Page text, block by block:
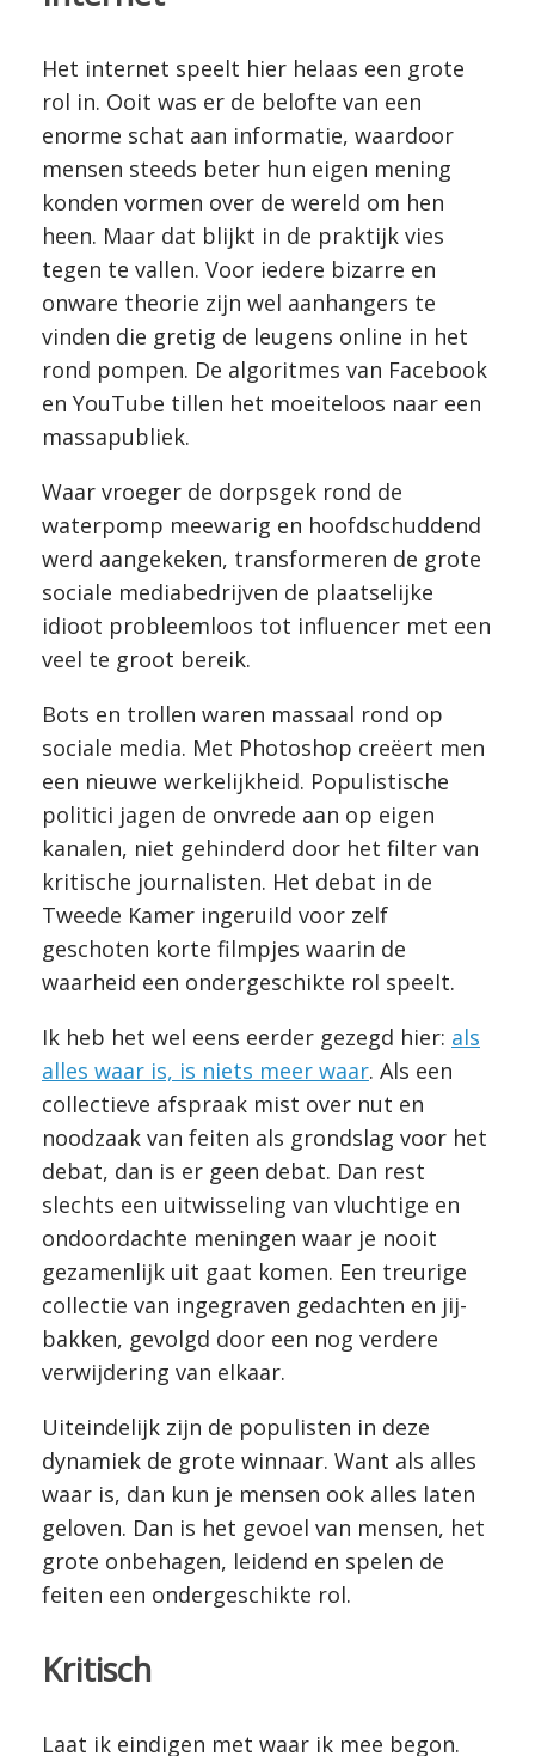
Het internet speelt hier helaas een grote
rol in. Ooit was er de belofte van een
enorme schat aan informatie, waardoor
mensen steeds beter hun eigen mening
konden vormen over de wereld om hen
heen. Maar dat blijkt in de praktijk vies
tegen te vallen. Voor iedere bizarre en
onware theorie zijn wel aanhangers te
vinden die gretig de leugens online in het
rond pompen. De algoritmes van Facebook
en YouTube tillen het moeiteloos naar een
massapubliek.
Waar vroeger de dorpsgek rond de
waterpomp meewarig en hoofdschuddend
werd aangekeken, transformeren de grote
sociale mediabedrijven de plaatselijke
idioot probleemloos tot influencer met een
veel te groot bereik.
Bots en trollen waren massaal rond op
sociale media. Met Photoshop creëert men
een nieuwe werkelijkheid. Populistische
politici jagen de onvrede aan op eigen
kanalen, niet gehinderd door het filter van
kritische journalisten. Het debat in de
Tweede Kamer ingeruild voor zelf
geschoten korte filmpjes waarin de
waarheid een ondergeschikte rol speelt.
Ik heb het wel eens eerder gezegd hier: als
alles waar is, is niets meer waar. Als een
collectieve afspraak mist over nut en
noodzaak van feiten als grondslag voor het
debat, dan is er geen debat. Dan rest
slechts een uitwisseling van vluchtige en
ondoordachte meningen waar je nooit
gezamenlijk uit gaat komen. Een treurige
collectie van ingegraven gedachten en jij-
bakken, gevolgd door een nog verdere
verwijdering van elkaar.
Uiteindelijk zijn de populisten in deze
dynamiek de grote winnaar. Want als alles
waar is, dan kun je mensen ook alles laten
geloven. Dan is het gevoel van mensen, het
grote onbehagen, leidend en spelen de
feiten een ondergeschikte rol.
Kritisch
Laat ik eindigen met waar ik mee begon.